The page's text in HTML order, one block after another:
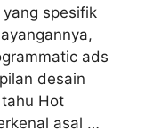
spesifik
ads
desain
Hot
asal …